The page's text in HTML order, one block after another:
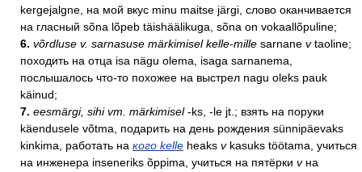
kergejalgne, на мой вкус minu maitse järgi, слово оканчивается
на гласный sõna lõpeb täishäälikuga, sõna on vokaallõpuline;
6. võrdluse v. sarnasuse märkimisel kelle-mille sarnane vtaoline;
походить на отца isa nägu olema, isaga sarnanema,
послышалось что-то похожее на выстрел nagu oleks pauk
käinud;
7. eesmärgi, sihi vm. märkimisel-ks, -le jt.; взять на поруки
käendusele võtma, подарить на день рождения sünnipäevaks
kinkima, работать на кого kelle heaks vkasuks töötama, учиться
на инженера inseneriks õppima, учиться на пятёрки vна